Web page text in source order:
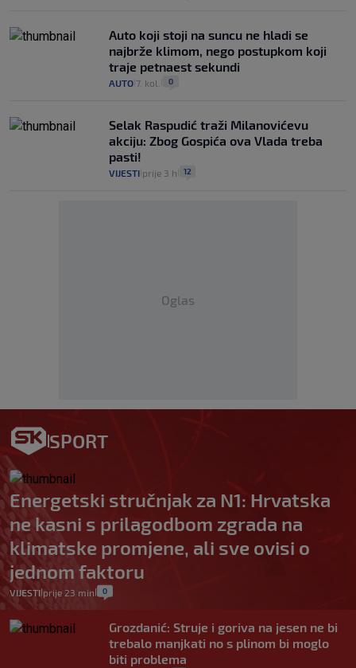
Auto koji stoji na suncu ne hladi se
najbrže klimom, nego postupkom koji
traje petnaest sekundi
AUTO 7. kol. 0
Selak Raspudić traži Milanovićevu
akciju: Zbog Gospića ova Vlada treba
pasti!
VIJESTI prije 3 h 12
Oglas
SPORT
Energetski stručnjak za N1: Hrvatska
ne kasni s prilagodbom zgrada na
klimatske promjene, ali sve ovisi o
jednom faktoru
VIJESTI prije 23 min 0
Grozdanić: Struje i goriva na jesen ne bi
trebalo manjkati no s plinom bi moglo
biti problema